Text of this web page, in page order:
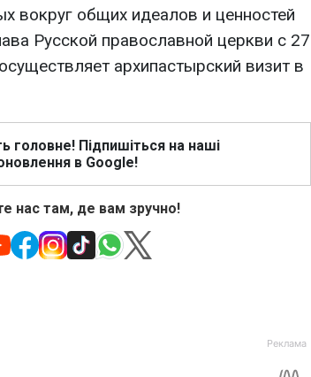
вокруг общих идеалов и ценностей
Русской православной церкви с 27
архипастырский визит в
головне! Підпишіться на наші
в Google!
нас там, де вам зручно!